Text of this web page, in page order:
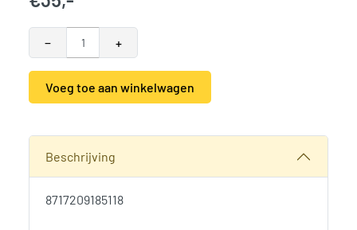
−
VU BB (28x123/onder) 3022mm aantal
+
Voeg toe aan winkelwagen
Beschrijving
8717209185118